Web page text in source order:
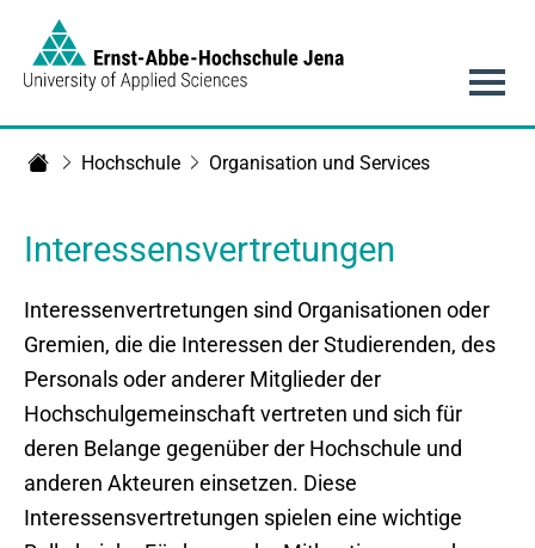
Hochschule Organisation und Services
Interessensvertretungen
Interessenvertretungen sind Organisationen oder
Gremien, die die Interessen der Studierenden, des
Personals oder anderer Mitglieder der
Hochschulgemeinschaft vertreten und sich für
deren Belange gegenüber der Hochschule und
anderen Akteuren einsetzen. Diese
Interessensvertretungen spielen eine wichtige